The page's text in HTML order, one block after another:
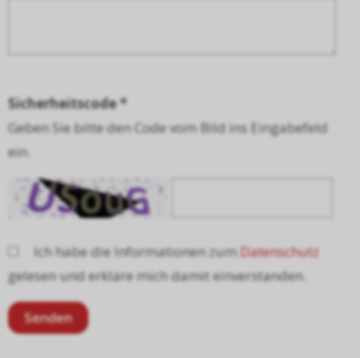
Sicherheitscode *
Geben Sie bitte den Code vom Bild ins Eingabefeld
ein.
Ich habe die Informationen zumDatenschutz
gelesen und erkläre mich damit einverstanden.